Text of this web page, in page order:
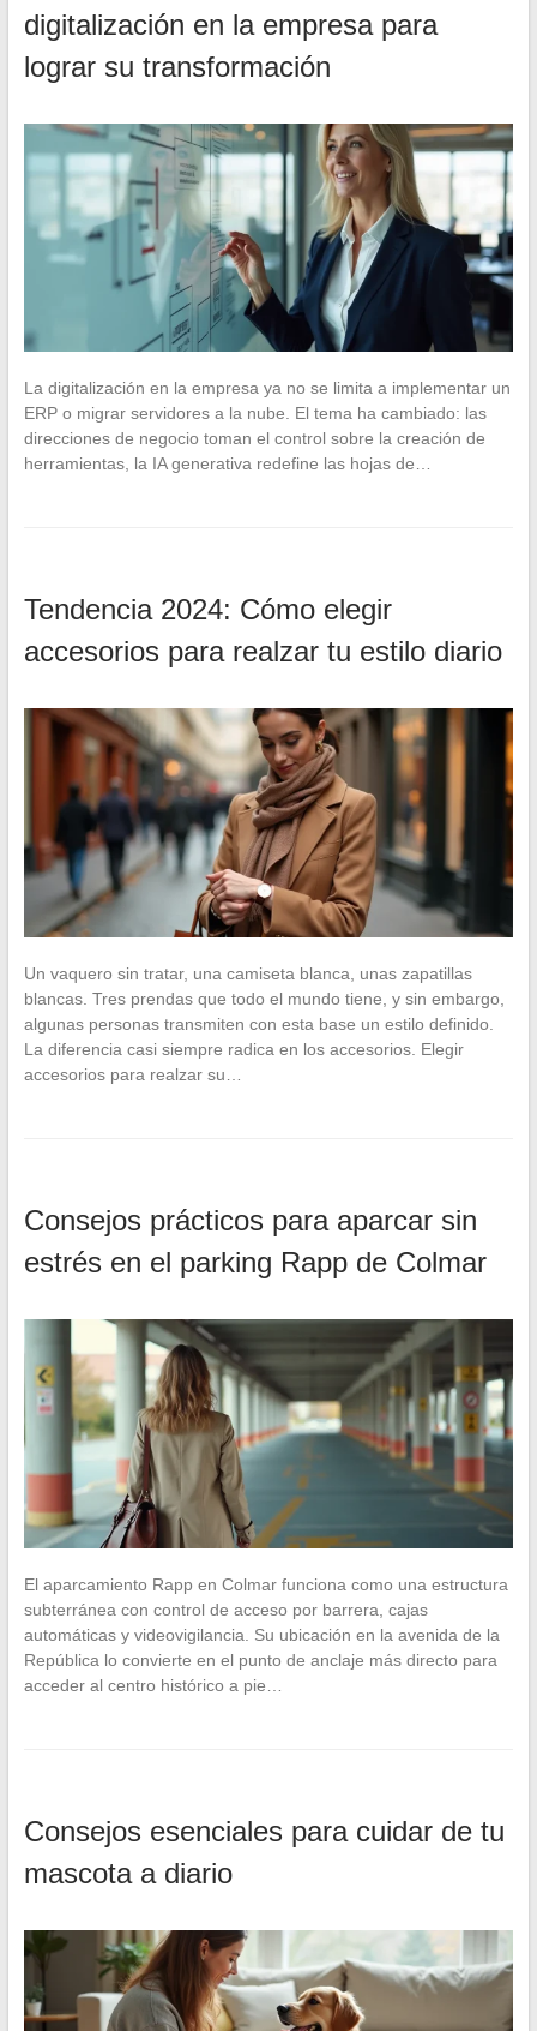
digitalización en la empresa para
lograr su transformación
La digitalización en la empresa ya no se limita a implementar un
ERP o migrar servidores a la nube. El tema ha cambiado: las
direcciones de negocio toman el control sobre la creación de
herramientas, la IA generativa redefine las hojas de…
Tendencia 2024: Cómo elegir
accesorios para realzar tu estilo diario
Un vaquero sin tratar, una camiseta blanca, unas zapatillas
blancas. Tres prendas que todo el mundo tiene, y sin embargo,
algunas personas transmiten con esta base un estilo definido.
La diferencia casi siempre radica en los accesorios. Elegir
accesorios para realzar su…
Consejos prácticos para aparcar sin
estrés en el parking Rapp de Colmar
El aparcamiento Rapp en Colmar funciona como una estructura
subterránea con control de acceso por barrera, cajas
automáticas y videovigilancia. Su ubicación en la avenida de la
República lo convierte en el punto de anclaje más directo para
acceder al centro histórico a pie…
Consejos esenciales para cuidar de tu
mascota a diario